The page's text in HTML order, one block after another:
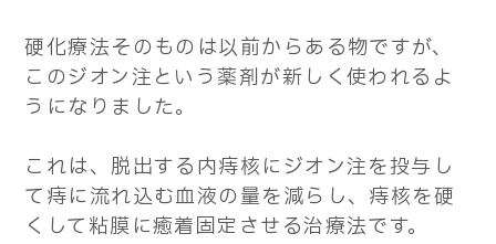
硬化療法そのものは以前からある物ですが、
このジオン注という薬剤が新しく使われるよ
うになりました。
これは、脱出する内痔核にジオン注を投与し
て痔に流れ込む血液の量を減らし、痔核を硬
くして粘膜に癒着固定させる治療法です。